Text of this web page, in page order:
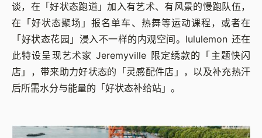
谈，在「好状态跑道」加入有艺术、有风景的慢跑队伍，
在「好状态聚场」报名单车、热舞等运动课程，或者在
「好状态花园」浸入不一样的内观空间。lululemon 还在
此特设呈现艺术家 Jeremyville 限定绣款的「主题快闪
店」，带来助力好状态的「灵感配件店」，以及补充热汗
后所需水分与能量的「好状态补给站」。